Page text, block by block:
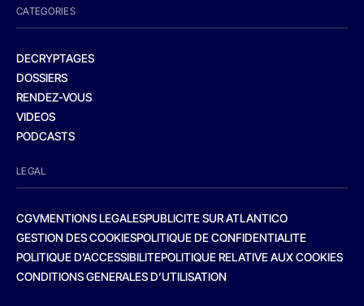
CATEGORIES
DECRYPTAGES
DOSSIERS
RENDEZ-VOUS
VIDEOS
PODCASTS
LEGAL
CGVMENTIONS LEGALESPUBLICITE SUR ATLANTICO
GESTION DES COOKIESPOLITIQUE DE CONFIDENTIALITE
POLITIQUE D’ACCESSIBILITEPOLITIQUE RELATIVE AUX COOKIES
CONDITIONS GENERALES D’UTILISATION